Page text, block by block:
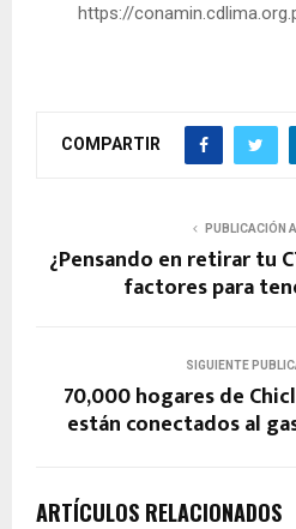
https://
COMPARTIR
PUBLICACIÓN
¿Pensando en retirar tu
factores para
SIGUIENTE
70,000 hogares de
están conectados al
ARTÍCULOS RELACIONADOS